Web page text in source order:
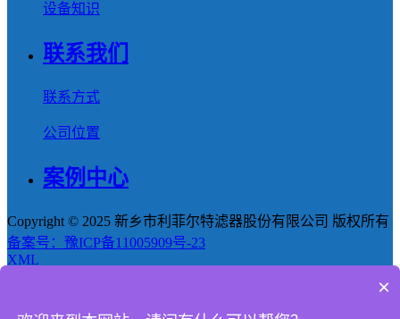
设备知识
联系我们
联系方式
公司位置
案例中心
Copyright © 2025 新乡市利菲尔特滤器股份有限公司 版权所有
备案号：豫ICP备11005909号-23
XML
×